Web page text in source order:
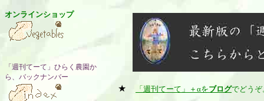
オンラインショップ
「週刊てーて」ひらく農園か
ら、バックナンバー
★ 「週刊てーて」＋αをブログでどう